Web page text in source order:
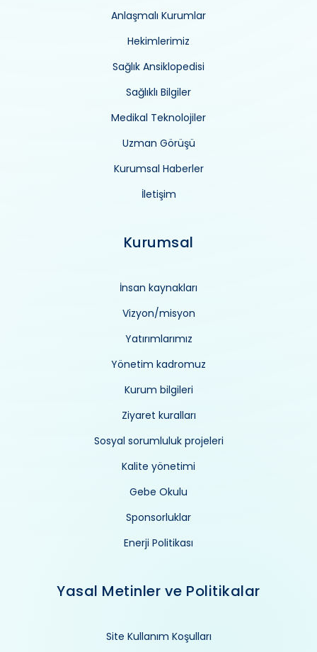
Anlaşmalı Kurumlar
Hekimlerimiz
Sağlık Ansiklopedisi
Sağlıklı Bilgiler
Medikal Teknolojiler
Uzman Görüşü
Kurumsal Haberler
İletişim
Kurumsal
İnsan kaynakları
Vizyon/misyon
Yatırımlarımız
Yönetim kadromuz
Kurum bilgileri
Ziyaret kuralları
Sosyal sorumluluk projeleri
Kalite yönetimi
Gebe Okulu
Sponsorluklar
Enerji Politikası
Yasal Metinler ve Politikalar
Site Kullanım Koşulları